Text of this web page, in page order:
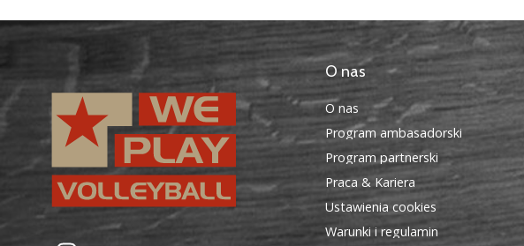
WePlayVolleyball.pl
O nas
O nas
Program ambasadorski
Program partnerski
Praca & Kariera
Ustawienia cookies
Warunki i regulamin